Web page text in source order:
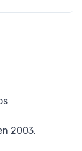
2003.